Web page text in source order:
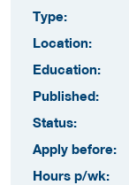
Type:
Location:
Education:
Published:
Status:
Apply before:
Hours p/wk: